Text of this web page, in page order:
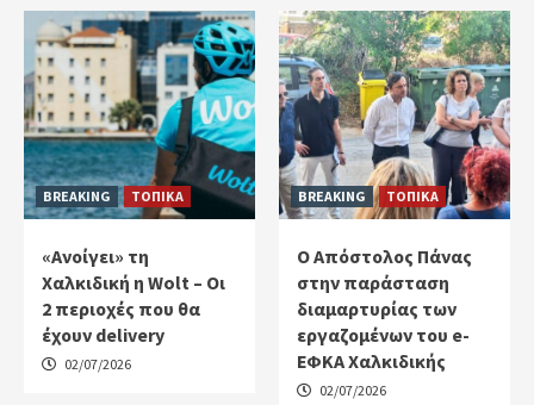
BREAKING ΤΟΠΙΚΑ
«Ανοίγει» τη
Χαλκιδική η Wolt – Οι
2 περιοχές που θα
έχουν delivery
02/07/2026
BREAKING ΤΟΠΙΚΑ
Ο Απόστολος Πάνας
στην παράσταση
διαμαρτυρίας των
εργαζομένων του e-
ΕΦΚΑ Χαλκιδικής
02/07/2026